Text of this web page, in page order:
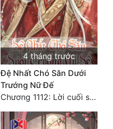
4 tháng trước
Đệ Nhất Chó Săn Dưới
Trướng Nữ Đế
Chương 1112: Lời cuối sách: Đại hôn (2)